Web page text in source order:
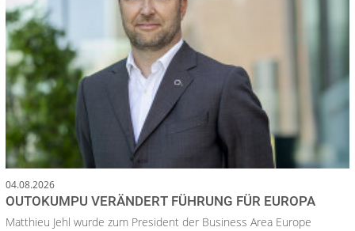
04.08.2026
OUTOKUMPU VERÄNDERT FÜHRUNG FÜR EUROPA
Matthieu Jehl wurde zum President der Business Area Europe